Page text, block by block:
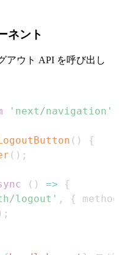
ネント
アウト API を呼び出し
'next/navigation'
( )
{
( ) ;
( ) =>
{
logout' , {
method
;